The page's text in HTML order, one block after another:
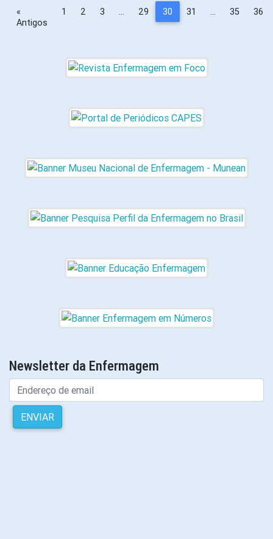
«
Antigos
1 2 3 … 29 30 31 … 35 36
Newsletter da Enfermagem
ENVIAR